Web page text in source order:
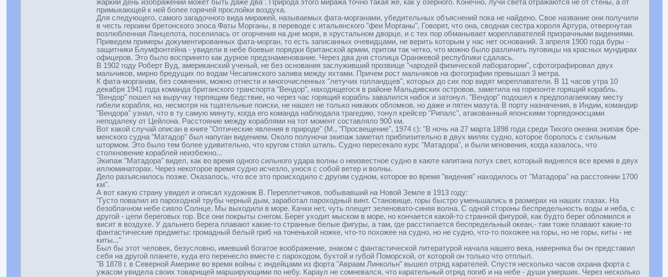
жаркий день изображений может быть даже два". Природа этого миража точно такая же, как у озерного. Конечно, лучи света отражаются не от стены, а от
примыкающей к ней более горячей прослойки воздуха.
Для следующего, самого загадочного вида миражей, называемых фата-морганами, убедительных объяснений пока не найдено. Свое название они получили
в честь героини бретонского эпоса Фаты Морганы, в переводе с итальянского "феи Морганы", Говорят, что она, сводная сестра короля Артура, отвергнутая
возлюбленная Ланцелота, поселилась от огорчения на дне моря, в хрустальном дворце, и с тех пор обманывает мореплавателей призрачными видениями.
Приведем примеры документированных фата-морган, то есть записанных очевидцами, не верить которым у нас нет оснований. 3 апреля 1900 года буры -
защитники Блумфонтейна - увидели в небе боевые порядки британской армии, притом так четко, что можно было различить пуговицы на красных мундирах
офицеров. Это было воспринято как дурное предзнаменование. Через два дня столица Оранжевой республики сдалась.
В 1902 году Роберт Вуд, американский ученый, не без основания заслуживший прозвище "чародей физической лаборатории", сфотографировал двух
мальчиков, мирно бредущих по водам Чесапикского залива между яхтами. Причем рост мальчиков на фотографии превышал 3 метра.
К фата-морганам, без сомнения, можно отнести и многочисленных "летучих голландцев", которых до сих пор видят мореплаватели. В 11 часов утра 10
декабря 1941 года команда британского транспорта "Вендор", находящегося в районе Мальдивских островов, заметила на горизонте горящий корабль.
"Вендор" пошел на выручку терпящим бедствие, но через час горящий корабль завалился набок и затонул. "Вендор" подошел к предполагаемому месту
гибели корабля, но, несмотря на тщательные поиски, не нашел не только никаких обломков, но даже и пятен мазута. В порту назначения, в Индии, командир
"Вендора" узнал, что в ту самую минуту, когда его команда наблюдала трагедию, тонул крейсер "Рипалс", атакованный японскими торпедоносцами
неподалеку от Цейлона. Расстояние между кораблями на тот момент составляло 900 км.
Вот какой случай описан в книге "Оптические явления в природе" (М., "Просвещение", 1974 г.): "В ночь на 27 марта 1898 года среди Тихого океана экипаж бре-
менского судна "Матадор" был напуган видением. Около полуночи экипаж заметил приблизительно в двух милях судно, которое боролось с сильным
штормом. Это было тем более удивительно, что кругом стоял штиль. Судно пересекало курс "Матадора", и были мгновения, когда казалось, что
столкновение кораблей неизбежно...
Экипаж "Матадора" видел, как во время одного сильного удара волны о неизвестное судно в каюте капитана потух свет, который виднелся все время в двух
иллюминаторах. Через некоторое время судно исчезло, унося с собой ветер и волны.
Дело разъяснилось позже. Оказалось, что все это происходило с другим судном, которое во время "видения" находилось от "Матадора" на расстоянии 1700
км".
А вот какую страну увидел и описал художник В. Переплетчиков, побывавший на Новой Земле в 1913 году:
"Густо повалил из пароходной трубы черный дым, заработал пароходный винт. Становище, горы быстро уменьшались в размерах на наших глазах. На
безоблачном небе сияло Солнце. Мы выходили в море. Качки нет, чуть плещет зеленовато-синяя волна. С одной стороны беспредельность воды и неба, с
другой - цепи береговых гор. Все они покрыты снегом. Берег уходит мыском в море, но кончается какой-то странной фигурой, как будто берег обломился и
висит в воздухе. У дальнего берега плавают какие-то странные белые фигуры, а там, где расстилается беспредельный океан,- там тоже плавают какие-то
фантастические предметы: громадный белый гриб на тоненькой ножке, что-то похожее на судно, но не судно, что-то похожее на горы, но не горы, киты - не
киты..."
Был бы этот человек, безусловно, имевший богатое воображение, знаком с фантастической литературой начала нашего века, наверняка бы он представил
себя на другой планете, куда его перенесло вместе с пароходом, бухтой и губой Поморской, от которой он только что отплыл.
"В 1878 г. в Северной Америке во время войны с индейцами из форта "Авраам Линкольн" вышел отряд карателей. Спустя несколько часов охрана форта с
ужасом увидела своих товарищей марширующими по небу. Караул не сомневался, что карательный отряд погиб и на небе - души умерших. Через несколько